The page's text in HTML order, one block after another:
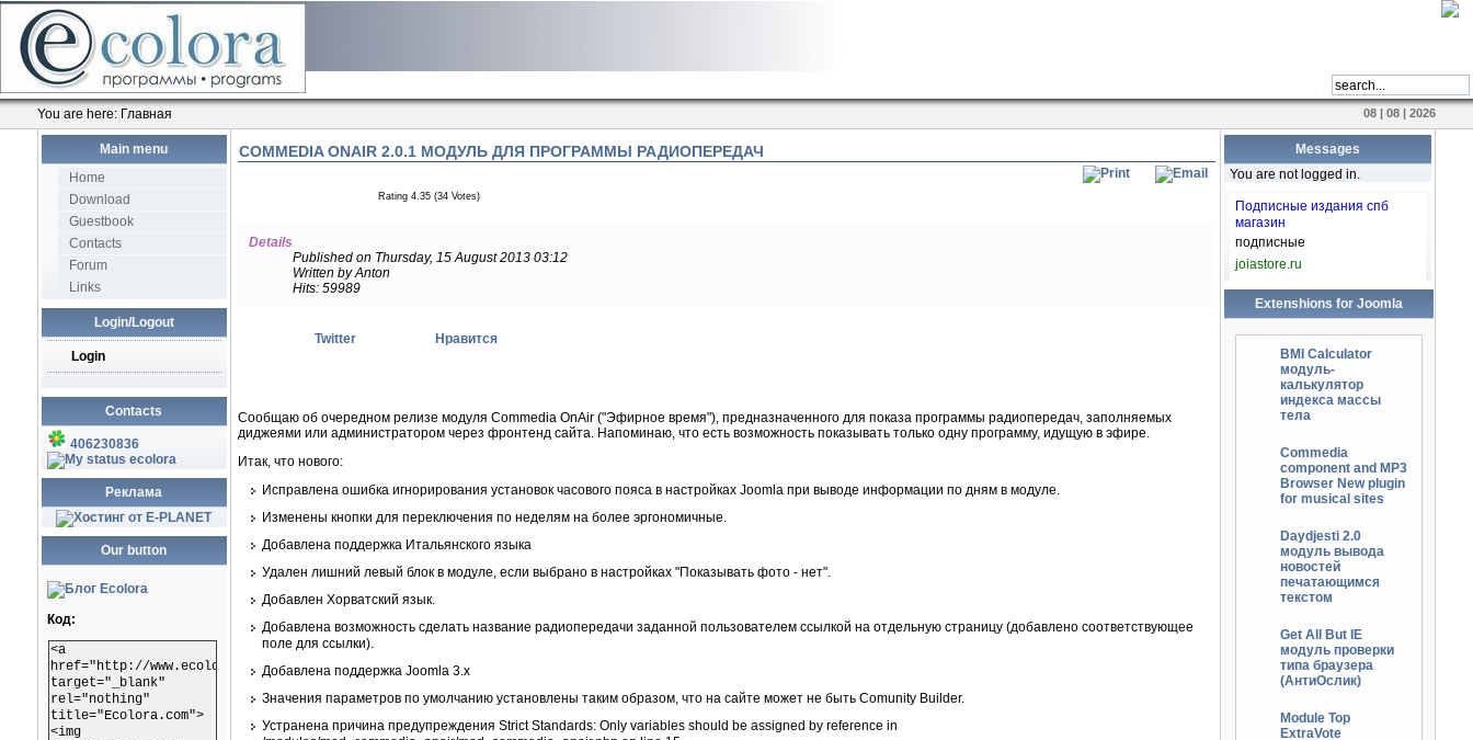
You are here: Главная 08 | 08 | 2026
Main menu
Home
Download
Guestbook
Contacts
Forum
Links
Login/Logout
Login
Contacts
406230836
ecolora
Реклама
Our button
Код:
<a
href="http://www.ecolora.com"
target="_blank"
rel="nothing"
title="Ecolora.com">
<img
COMMEDIA ONAIR 2.0.1 МОДУЛЬ ДЛЯ ПРОГРАММЫ РАДИОПЕРЕДАЧ
Rating 4.35 (34 Votes)
Details
Published on Thursday, 15 August 2013 03:12
Written by Anton
Hits: 59989
Twitter Нравится
Сообщаю об очередном релизе модуля Commedia OnAir ("Эфирное время"), предназначенного для показа программы радиопередач, заполняемых
диджеями или администратором через фронтенд сайта. Напоминаю, что есть возможность показывать только одну программу, идущую в эфире.
Итак, что нового:
Исправлена ошибка игнорирования установок часового пояса в настройках Joomla при выводе информации по дням в модуле.
Изменены кнопки для переключения по неделям на более эргономичные.
Добавлена поддержка Итальянского языка
Удален лишний левый блок в модуле, если выбрано в настройках "Показывать фото - нет".
Добавлен Хорватский язык.
Добавлена возможность сделать название радиопередачи заданной пользователем ссылкой на отдельную страницу (добавлено соответствующее
поле для ссылки).
Добавлена поддержка Joomla 3.x
Значения параметров по умолчанию установлены таким образом, что на сайте может не быть Comunity Builder.
Устранена причина предупреждения Strict Standards: Only variables should be assigned by reference in
Messages
You are not logged in.
Подписные издания спб
магазин
подписные
joiastore.ru
Extenshions for Joomla
BMI Calculator
модуль-
калькулятор
индекса массы
тела
Commedia
component and MP3
Browser New plugin
for musical sites
Daydjesti 2.0
модуль вывода
новостей
печатающимся
текстом
Get All But IE
модуль проверки
типа браузера
(АнтиОслик)
Module Top
ExtraVote